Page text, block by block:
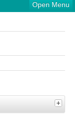
Open Menu